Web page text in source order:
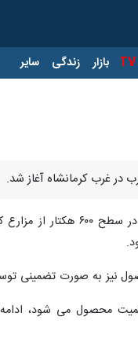
بازار زندگی سایر